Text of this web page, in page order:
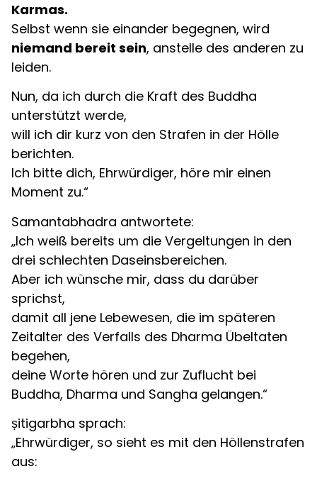
Karmas.
Selbst wenn sie einander begegnen, wird
niemand bereit sein, anstelle des anderen zu
leiden.
Nun, da ich durch die Kraft des Buddha
unterstützt werde,
will ich dir kurz von den Strafen in der Hölle
berichten.
Ich bitte dich, Ehrwürdiger, höre mir einen
Moment zu.“
Samantabhadra antwortete:
„Ich weiß bereits um die Vergeltungen in den
drei schlechten Daseinsbereichen.
Aber ich wünsche mir, dass du darüber
sprichst,
damit all jene Lebewesen, die im späteren
Zeitalter des Verfalls des Dharma Übeltaten
begehen,
deine Worte hören und zur Zuflucht bei
Buddha, Dharma und Sangha gelangen.“
ṣitigarbha sprach:
„Ehrwürdiger, so sieht es mit den Höllenstrafen
aus: